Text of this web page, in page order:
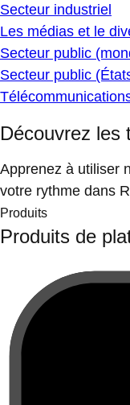
Secteur industriel
Les médias et le
Secteur public
Secteur public
Découvrez les
Apprenez à utiliser
votre rythme dans
Produits
Produits de